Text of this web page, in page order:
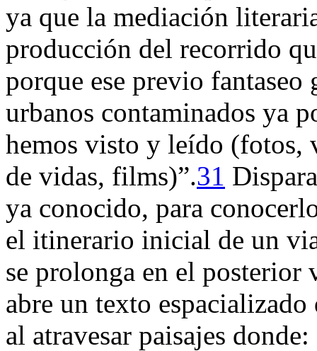
ya que la mediación
producción del recorrido
porque ese previo fantaseo
urbanos contaminados ya
hemos visto y leído (fotos,
de vidas, films)”.31
ya conocido, para
el itinerario inicial de un
se prolonga en el posterior
abre un texto
al atravesar paisajes donde: